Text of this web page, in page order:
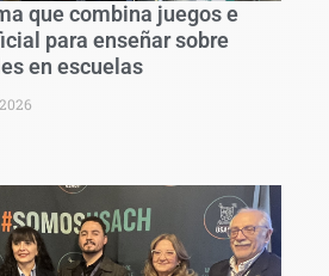
que combina juegos e
para enseñar sobre
en escuelas